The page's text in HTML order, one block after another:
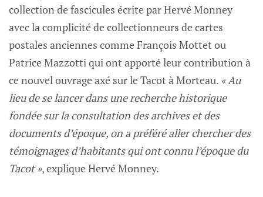
collection de fascicules écrite par Hervé Monney
avec la complicité de collectionneurs de cartes
postales anciennes comme François Mottet ou
Patrice Mazzotti qui ont apporté leur contribution à
ce nouvel ouvrage axé sur le Tacot à Morteau. « Au
lieu de se lancer dans une recherche historique
fondée sur la consultation des archives et des
documents d’époque, on a préféré aller chercher des
témoignages d’habitants qui ont connu l’époque du
Tacot », explique Hervé Monney.